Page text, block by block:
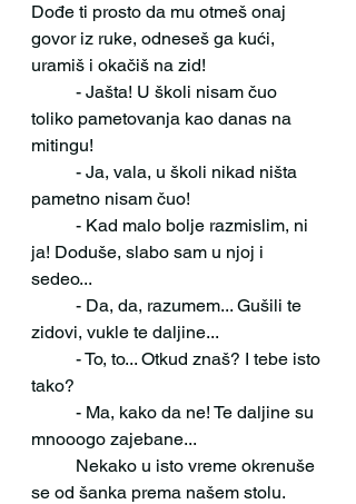
Dođe ti prosto da mu otmeš onaj
govor iz ruke, odneseš ga kući,
uramiš i okačiš na zid!
toliko pametovanja kao danas na
mitingu!
pametno nisam čuo!
ja! Doduše, slabo sam u njoj i
sedeo...
zidovi, vukle te daljine...
tako?
mnooogo zajebane...
se od šanka prema našem stolu.